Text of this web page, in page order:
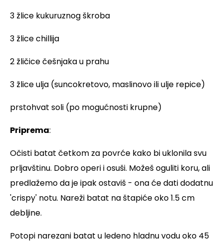
3 žlice kukuruznog škroba
3 žlice chillija
2 žličice češnjaka u prahu
3 žlice ulja (suncokretovo, maslinovo ili ulje repice)
prstohvat soli (po mogućnosti krupne)
Priprema:
Očisti batat četkom za povrće kako bi uklonila svu
prljavštinu. Dobro operi i osuši. Možeš oguliti koru, ali
predlažemo da je ipak ostaviš - ona će dati dodatnu
'crispy' notu. Nareži batat na štapiće oko 1.5 cm
debljine.
Potopi narezani batat u ledeno hladnu vodu oko 45